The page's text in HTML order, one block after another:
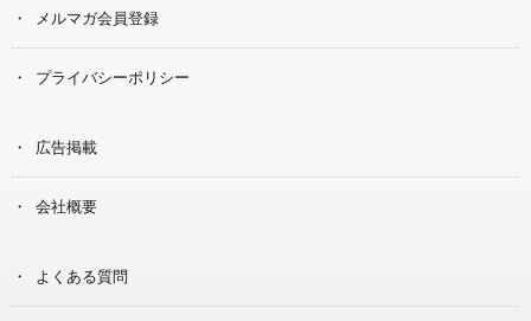
メルマガ会員登録
プライバシーポリシー
広告掲載
会社概要
よくある質問